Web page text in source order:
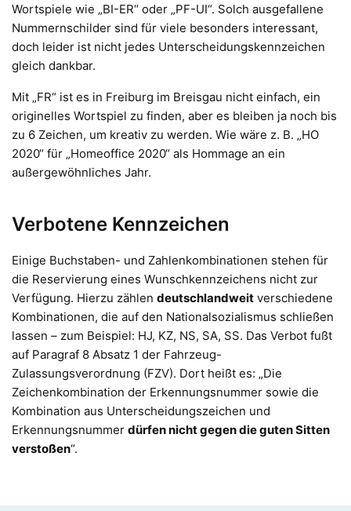
Wortspiele wie „BI-ER“ oder „PF-UI“. Solch ausgefallene
Nummernschilder sind für viele besonders interessant,
doch leider ist nicht jedes Unterscheidungskennzeichen
gleich dankbar.
Mit „FR“ ist es in Freiburg im Breisgau nicht einfach, ein
originelles Wortspiel zu finden, aber es bleiben ja noch bis
zu 6 Zeichen, um kreativ zu werden. Wie wäre z. B. „HO
2020“ für „Homeoffice 2020“ als Hommage an ein
außergewöhnliches Jahr.
Verbotene Kennzeichen
Einige Buchstaben- und Zahlenkombinationen stehen für
die Reservierung eines Wunschkennzeichens nicht zur
Verfügung. Hierzu zählen deutschlandweit verschiedene
Kombinationen, die auf den Nationalsozialismus schließen
lassen – zum Beispiel: HJ, KZ, NS, SA, SS. Das Verbot fußt
auf Paragraf 8 Absatz 1 der Fahrzeug-
Zulassungsverordnung (FZV). Dort heißt es: „Die
Zeichenkombination der Erkennungsnummer sowie die
Kombination aus Unterscheidungszeichen und
Erkennungsnummer dürfen nicht gegen die guten Sitten
verstoßen“.